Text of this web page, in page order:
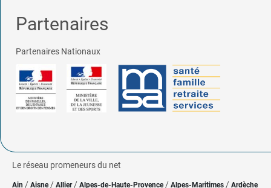
Partenaires
Partenaires Nationaux
Le réseau promeneurs du net
Ain / Aisne/ Allier/ Alpes-de-Haute-Provence / Alpes-Maritimes / Ardèche